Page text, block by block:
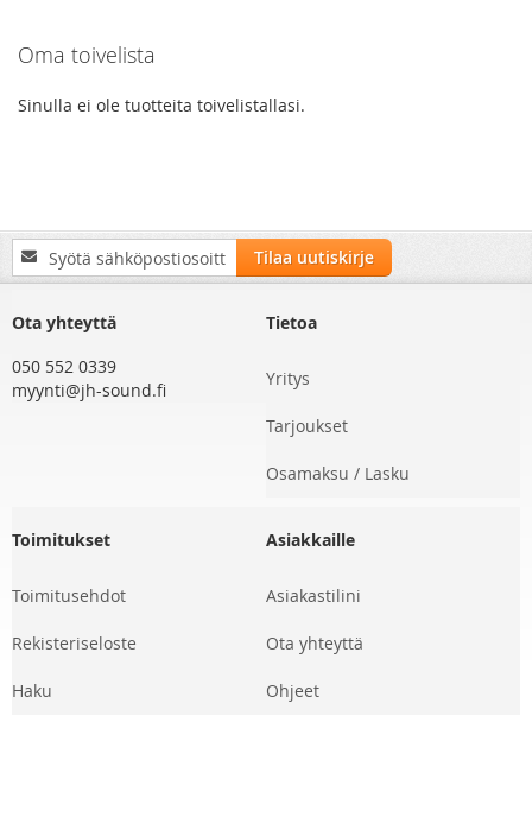
Oma toivelista
Sinulla ei ole tuotteita toivelistallasi.
Tilaa
uutiskirjeemme:
Tilaa uutiskirje
Ota yhteyttä
050 552 0339
myynti@jh-sound.fi
Tietoa
Yritys
Tarjoukset
Osamaksu / Lasku
Toimitukset
Toimitusehdot
Rekisteriseloste
Haku
Asiakkaille
Asiakastilini
Ota yhteyttä
Ohjeet